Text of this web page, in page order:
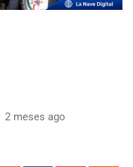
2 meses ago